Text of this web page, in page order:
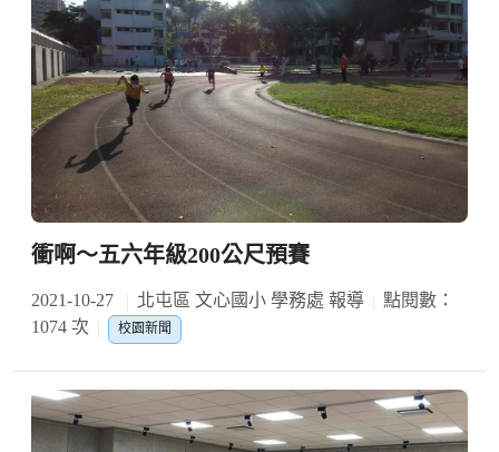
衝啊～五六年級200公尺預賽
2021-10-27 北屯區 文心國小 學務處 報導
點閱數：
1074 次
校園新聞